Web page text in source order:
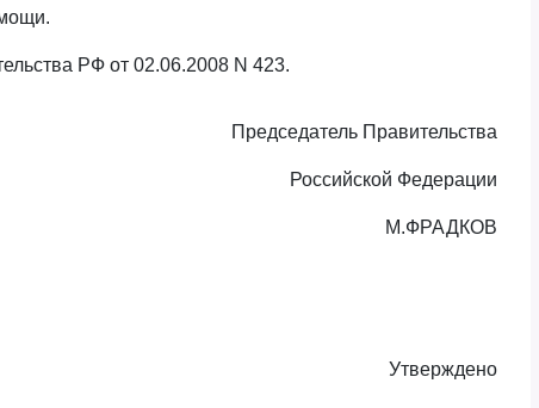
РФ от 02.06.2008 N 423.
Председатель Правительства
Российской Федерации
М.ФРАДКОВ
Утверждено